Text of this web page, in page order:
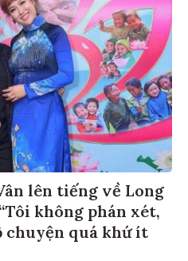
lên tiếng về Long
không phán xét,
chuyện quá khứ ít